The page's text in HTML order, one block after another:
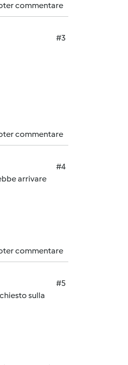
commentare
#3
commentare
#4
arrivare
commentare
#5
sulla